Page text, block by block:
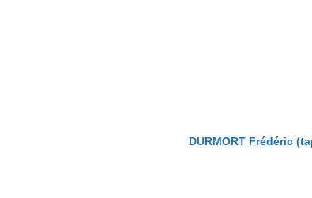
DURMORT Frédéric